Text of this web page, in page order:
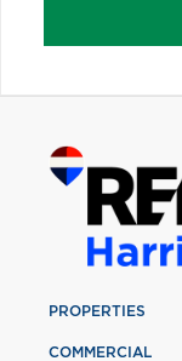
PROPERTIES
COMMERCIAL